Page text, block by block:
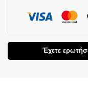
Έχετε